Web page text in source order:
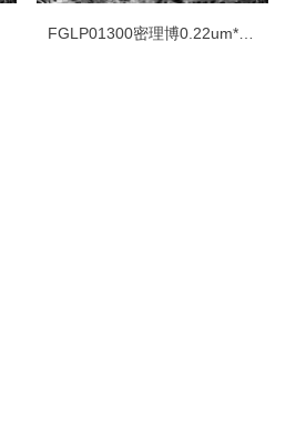
FGLP01300密理博0.22um*13mm聚四氟乙烯PTFE白色疏水光面表面滤膜